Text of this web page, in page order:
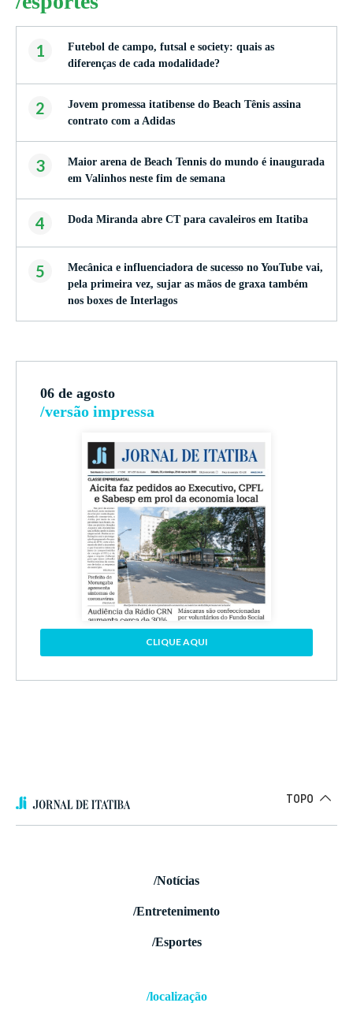
1
Futebol de campo, futsal e society: quais as
diferenças de cada modalidade?
2
Jovem promessa itatibense do Beach Tênis assina
contrato com a Adidas
3
Maior arena de Beach Tennis do mundo é inaugurada
em Valinhos neste fim de semana
4 Doda Miranda abre CT para cavaleiros em Itatiba
5
Mecânica e influenciadora de sucesso no YouTube vai,
pela primeira vez, sujar as mãos de graxa também
nos boxes de Interlagos
06 de agosto
/versão impressa
CLIQUE AQUI
TOPO
/Notícias
/Entretenimento
/Esportes
/localização